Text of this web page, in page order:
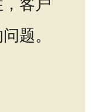
题。